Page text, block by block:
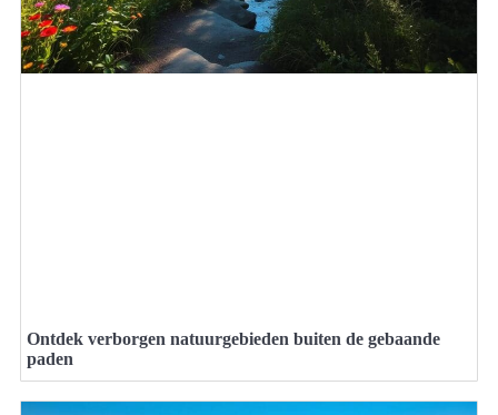
Ontdek verborgen natuurgebieden buiten de gebaande
paden